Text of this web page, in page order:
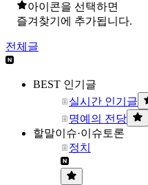
아이콘을 선택하면
즐겨찾기에 추가됩니다.
전체글
BEST 인기글
실시간 인기글
명예의 전당
할말이슈·이슈토론
정치